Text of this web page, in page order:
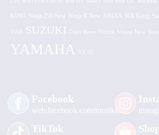
KING Ninja 250 New Ninja R New NMAX RX King
150R SUZUKI Tiger Revo Vixion Vixion New
YAMAHA YZ 85
Facebook
web.facebook.com/mrstiker
TikTok